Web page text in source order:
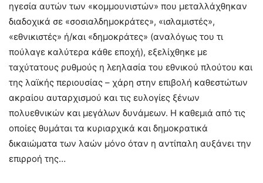
ηγεσία αυτών των «κομμουνιστών» που μεταλλάχθηκαν
διαδοχικά σε «σοσιαλδημοκράτες», «ισλαμιστές»,
«εθνικιστές» ή/και «δημοκράτες» (αναλόγως του τι
πούλαγε καλύτερα κάθε εποχή), εξελίχθηκε με
ταχύτατους ρυθμούς η λεηλασία του εθνικού πλούτου και
της λαϊκής περιουσίας – χάρη στην επιβολή καθεστώτων
ακραίου αυταρχισμού και τις ευλογίες ξένων
πολυεθνικών και μεγάλων δυνάμεων. Η καθεμιά από τις
οποίες θυμάται τα κυριαρχικά και δημοκρατικά
δικαιώματα των λαών μόνο όταν η αντίπαλη αυξάνει την
επιρροή της…